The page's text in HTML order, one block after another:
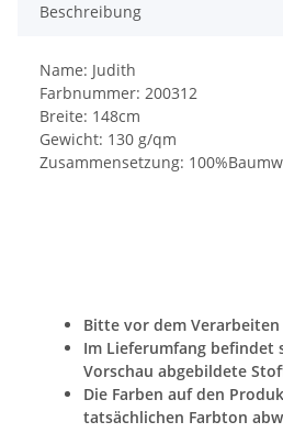
Beschreibung
Name: Judith
Farbnummer: 200312
Breite: 148cm
Gewicht: 130 g/qm
Zusammensetzung:
Bitte vor dem Verarbeiten
Im Lieferumfang befindet
Vorschau abgebildete
Die Farben auf den
tatsächlichen Farbton